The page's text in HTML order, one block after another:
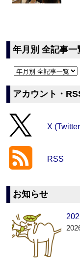
年月別 全記事一
アカウント・
X
RSS
お知らせ